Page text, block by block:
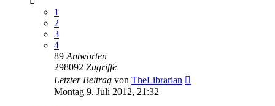
1
2
3
4
89 Antworten
298092 Zugriffe
Letzter Beitrag von TheLibrarian
Montag 9. Juli 2012, 21:32